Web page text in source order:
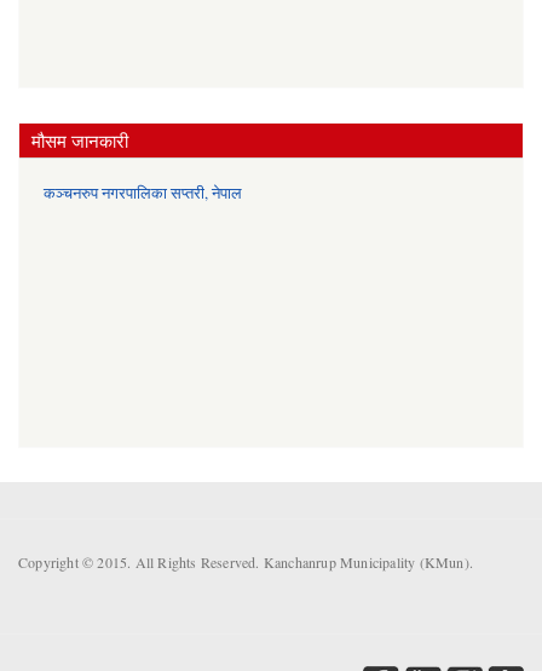
मौसम जानकारी
कञ्चनरुप नगरपालिका सप्तरी, नेपाल
Copyright © 2015. All Rights Reserved. Kanchanrup Municipality (KMun).